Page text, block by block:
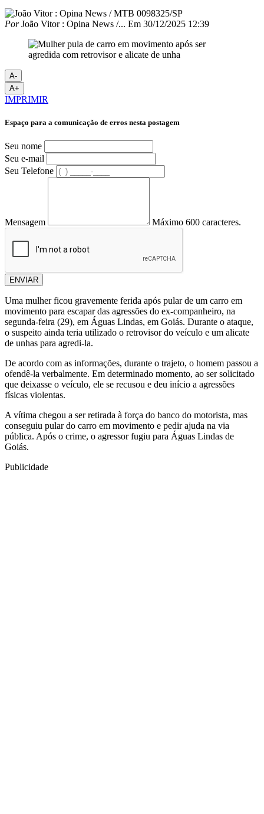
PorJoão Vitor : Opina News /... Em 30/12/2025 12:39
A-
A+
IMPRIMIR
Espaço para a comunicação de erros nesta postagem
Seu nome
Seu e-mail
Seu Telefone
Mensagem Máximo 600 caracteres.
ENVIAR
Uma mulher ficou gravemente ferida após pular de um carro em
movimento para escapar das agressões do ex-companheiro, na
segunda-feira (29), em Águas Lindas, em Goiás. Durante o ataque,
o suspeito ainda teria utilizado o retrovisor do veículo e um alicate
de unhas para agredi-la.
De acordo com as informações, durante o trajeto, o homem passou a
ofendê-la verbalmente. Em determinado momento, ao ser solicitado
que deixasse o veículo, ele se recusou e deu início a agressões
físicas violentas.
A vítima chegou a ser retirada à força do banco do motorista, mas
conseguiu pular do carro em movimento e pedir ajuda na via
pública. Após o crime, o agressor fugiu para Águas Lindas de
Goiás.
Publicidade